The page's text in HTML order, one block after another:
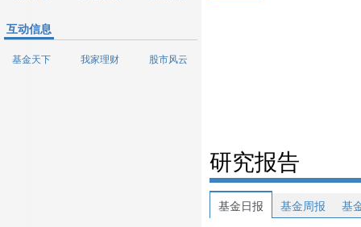
互动信息
基金天下 我家理财 股市风云
研究报告
基金日报 基金周报 基